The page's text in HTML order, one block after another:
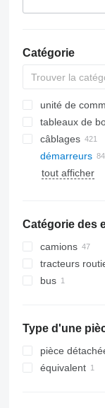
Catégorie
unité de
tableaux de
câblages
démarreurs
tout afficher
Catégorie des
camions
tracteurs
bus
Type d'une
pièce
équivalent